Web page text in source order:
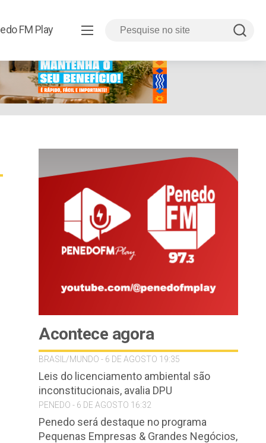
FM Play
Acontece agora
BRASIL/MUNDO - 6 DE AGOSTO 19:35
Leis do licenciamento ambiental são
inconstitucionais, avalia DPU
PENEDO - 6 DE AGOSTO 16:32
Penedo será destaque no programa
Pequenas Empresas & Grandes Negócios,